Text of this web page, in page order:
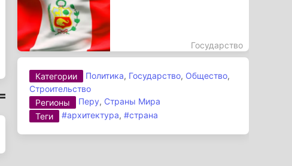
Государство
Категории Политика, Государство, Общество,
Строительство
Регионы
Перу, Страны Мира
Теги
#архитектура,#страна